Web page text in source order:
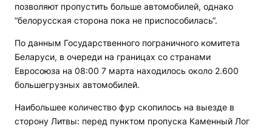
позволяют пропустить больше автомобилей, однако
“белорусская сторона пока не приспособилась“.
По данным Государственного пограничного комитета
Беларуси, в очереди на границах со странами
Евросоюза на 08:00 7 марта находилось около 2.600
большегрузных автомобилей.
Наибольшее количество фур скопилось на выезде в
сторону Литвы: перед пунктом пропуска Каменный Лог